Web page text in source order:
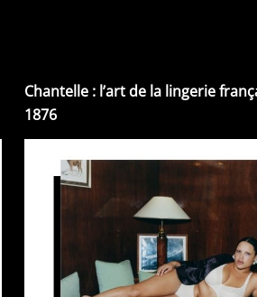
Chantelle : l’art de la lingerie
1876